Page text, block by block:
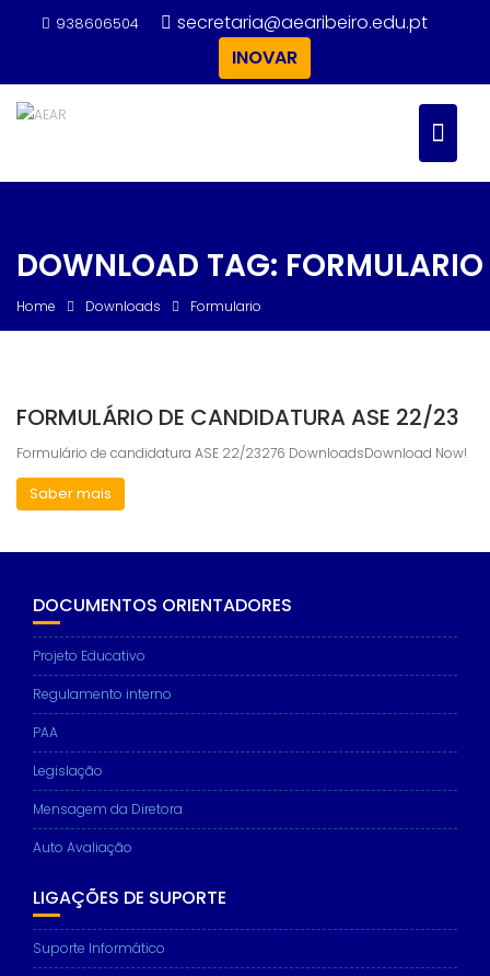
938606504
secretaria@aearibeiro.edu.pt
INOVAR
DOWNLOAD TAG: FORMULARIO
Home Downloads Formulario
FORMULÁRIO DE CANDIDATURA ASE 22/23
Formulário de candidatura ASE 22/23276 DownloadsDownload Now!
Saber mais
DOCUMENTOS ORIENTADORES
Projeto Educativo
Regulamento interno
PAA
Legislação
Mensagem da Diretora
Auto Avaliação
LIGAÇÕES DE SUPORTE
Suporte Informático